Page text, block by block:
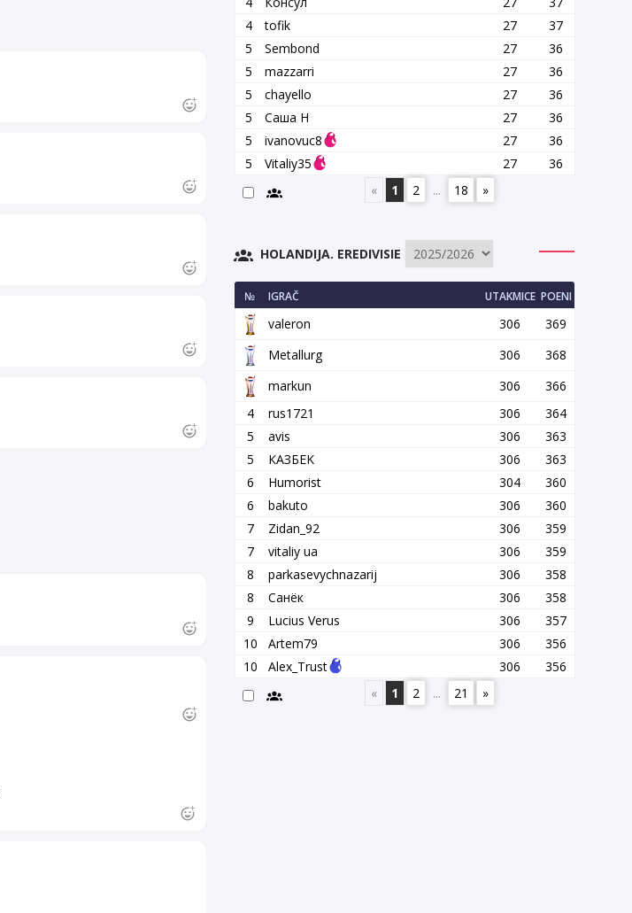
4
tofik 27
37
5
Sembond 27
36
5
mazzarri 27
36
5
chayello 27
36
5
Саша Н 27
36
5
ivanovuc8 27
36
5
Vitaliy35 27
36
«
1 2 ... 18 »
HOLANDIJA. EREDIVISIE
№ IGRAČ UTAKMICE POENI
valeron 306
369
Metallurg
306
368
markun
306
366
4
rus1721 306
364
5
avis 306
363
5
КАЗБEK 306
363
6
Humorist 304
360
6
bakuto 306
360
7
Zidan_92 306
359
7
vitaliy ua 306
359
8
parkasevychnazarij 306
358
8
Санёк 306
358
9
Lucius Verus 306
357
10
Artem79 306
356
10
Alex_Trust 306
356
«
1 2 ... 21 »